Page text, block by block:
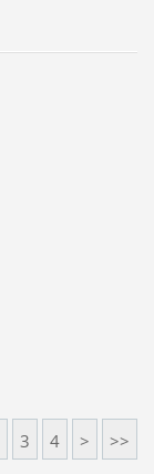
3 4 > >>